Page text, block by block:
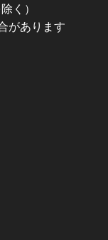
く）
があります